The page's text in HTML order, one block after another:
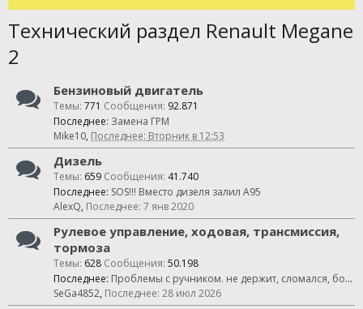
Технический раздел Renault Megane
2
Бензиновый двигатель
Темы: 771 Сообщения: 92.871
Последнее: Замена ГРМ
Mike10, Вторник в 12:53
Дизель
Темы: 659 Сообщения: 41.740
Последнее: SOS!!! Вместо дизеля залил А95
AlexQ, 7 янв 2020
Рулевое управление, ходовая, трансмиссия,
тормоза
Темы: 628 Сообщения: 50.198
Последнее: Проблемы с ручником. не держит, сломался, болтается и др.
SeGa4852, 28 июл 2026